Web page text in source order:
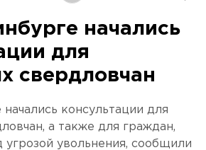
начались
для
свердловчан
консультации для
а также для граждан,
угрозой увольнения, сообщили